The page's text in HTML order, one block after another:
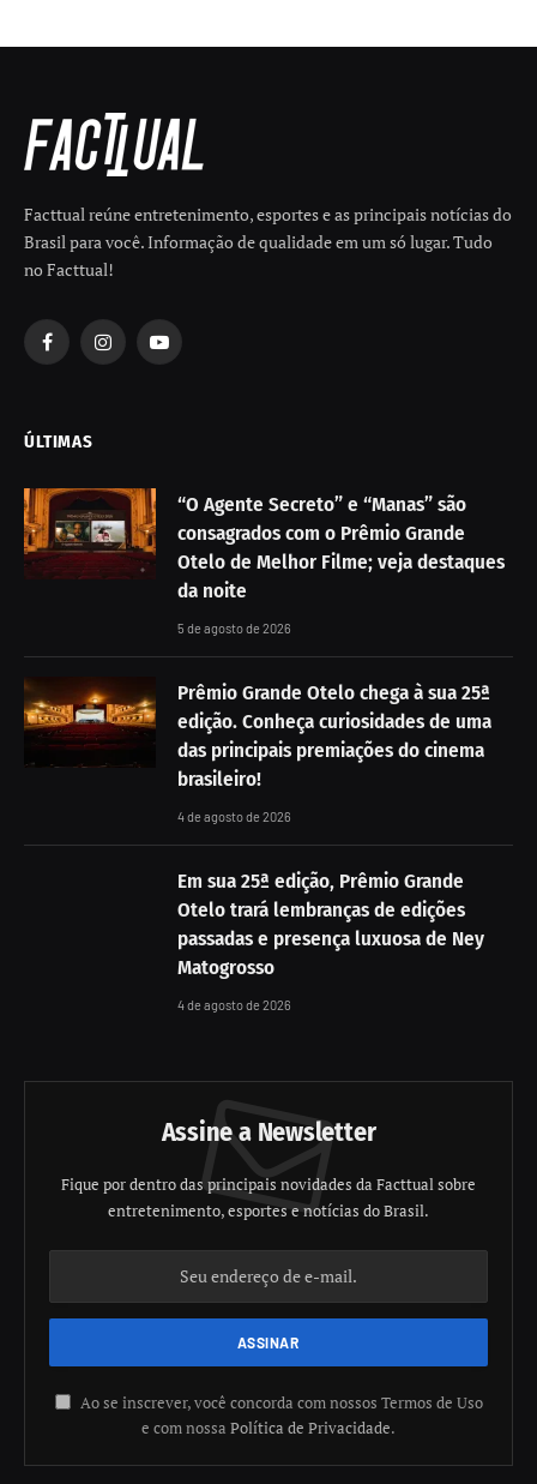
Facttual reúne entretenimento, esportes e as principais notícias do
Brasil para você. Informação de qualidade em um só lugar. Tudo
no Facttual!
FacebookInstagramYouTube
ÚLTIMAS
“O Agente Secreto” e “Manas” são
consagrados com o Prêmio Grande
Otelo de Melhor Filme; veja destaques
da noite
5 de agosto de 2026
Prêmio Grande Otelo chega à sua 25ª
edição. Conheça curiosidades de uma
das principais premiações do cinema
brasileiro!
4 de agosto de 2026
Em sua 25ª edição, Prêmio Grande
Otelo trará lembranças de edições
passadas e presença luxuosa de Ney
Matogrosso
4 de agosto de 2026
Assine a Newsletter
Fique por dentro das principais novidades da Facttual sobre
entretenimento, esportes e notícias do Brasil.
Ao se inscrever, você concorda com nossos Termos de Uso
e com nossa Política de Privacidade.